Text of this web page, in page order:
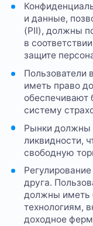
и данные,
(PII), должны
в
защите
Пользователи
иметь право
обеспечивают
систему
Рынки должны
ликвидности,
свободную
друга.
должны иметь
технологиям,
доходное